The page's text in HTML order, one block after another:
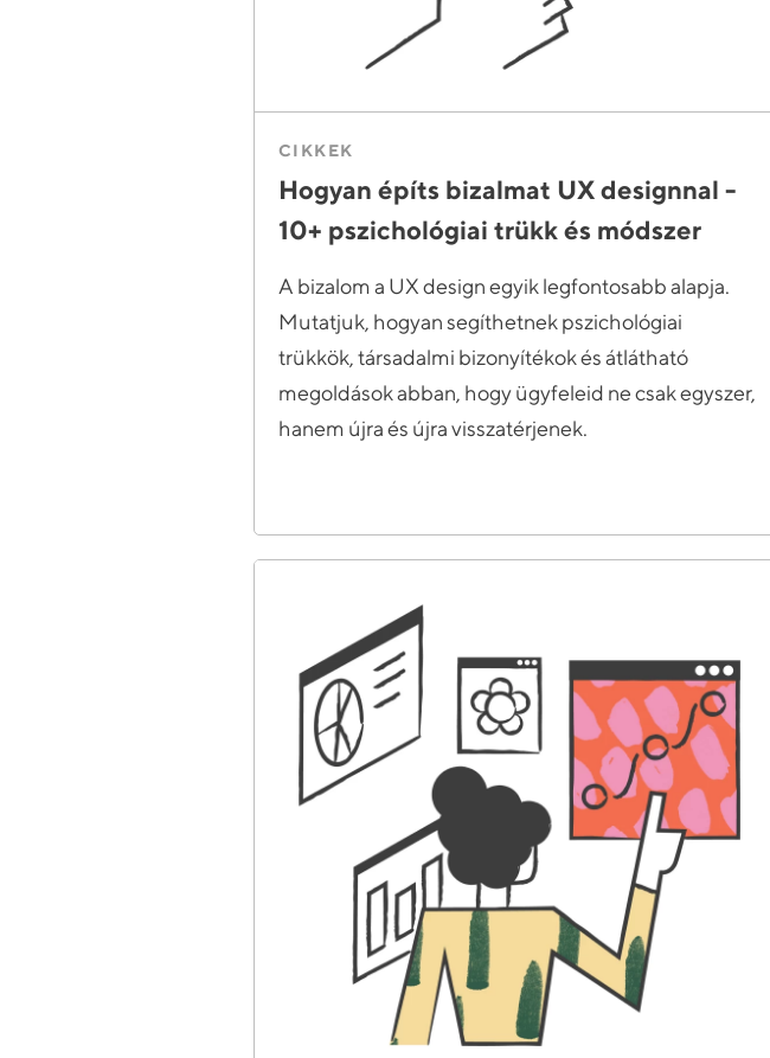
CIKKEK
Hogyan építs bizalmat UX designnal -
10+ pszichológiai trükk és módszer
A bizalom a UX design egyik legfontosabb alapja.
Mutatjuk, hogyan segíthetnek pszichológiai
trükkök, társadalmi bizonyítékok és átlátható
megoldások abban, hogy ügyfeleid ne csak egyszer,
hanem újra és újra visszatérjenek.